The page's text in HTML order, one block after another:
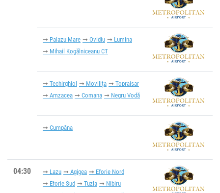
Palazu Mare Ovidiu
Lumina
Mihail Kogălniceanu CT
Techirghiol Movilița
Topraisar
Amzacea
Comana Negru Vodă
Cumpăna
04:30 Lazu Agigea
Eforie Nord
Eforie Sud
Tuzla
Nibiru